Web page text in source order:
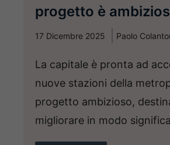
progetto è
17 Dicembre 2025 Paolo
La capitale è pronta ad
nuove stazioni della
progetto ambizioso,
migliorare in modo